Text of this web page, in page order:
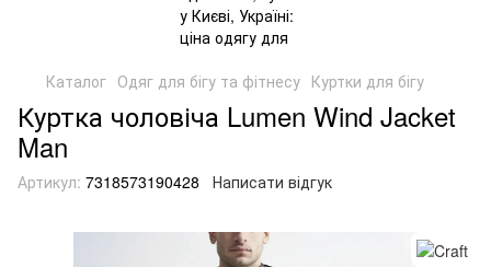
Каталог Одяг для бігу та фітнесу Куртки для бігу
Куртка чоловіча Lumen Wind Jacket
Man
Артикул: 7318573190428 Написати відгук